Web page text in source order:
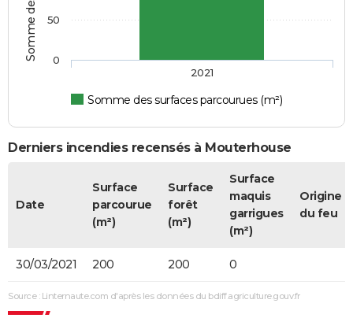
Somme des surfaces parcourues (m²)
2021
0
50
Derniers incendies recensés à Mouterhouse
Date
Surface
parcourue
(m²)
Surface
forêt
(m²)
Surface
maquis
garrigues
(m²)
Origine
du feu
30/03/2021 200 200 0
Source : Linternaute.com d'après les données du bdiff.agriculture.gouv.fr